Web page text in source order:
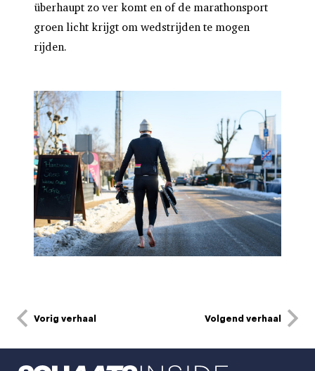
überhaupt zo ver komt en of de marathonsport
groen licht krijgt om wedstrijden te mogen
rijden.
Vorig verhaal Volgend verhaal